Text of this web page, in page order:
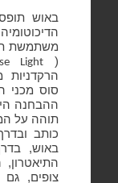
באוש
משתמשת
(
Light
סוס מכני
ההבחנה
תוהה על
כותב
באוש,
צופים, גם